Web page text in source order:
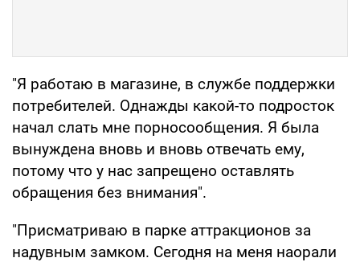
"Я работаю в магазине, в службе поддержки
потребителей. Однажды какой-то подросток
начал слать мне порносообщения. Я была
вынуждена вновь и вновь отвечать ему,
потому что у нас запрещено оставлять
обращения без внимания".
"Присматриваю в парке аттракционов за
надувным замком. Сегодня на меня наорали